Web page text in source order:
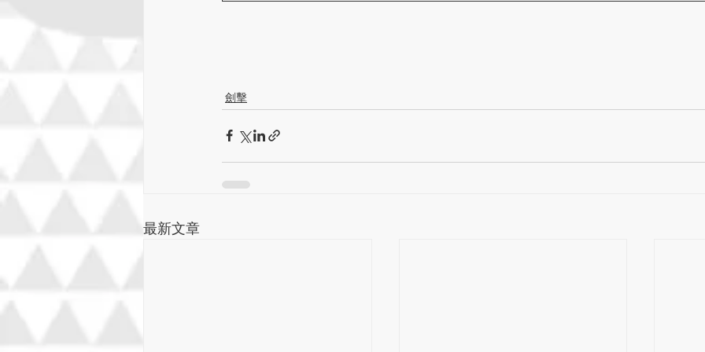
劍擊
最新文章